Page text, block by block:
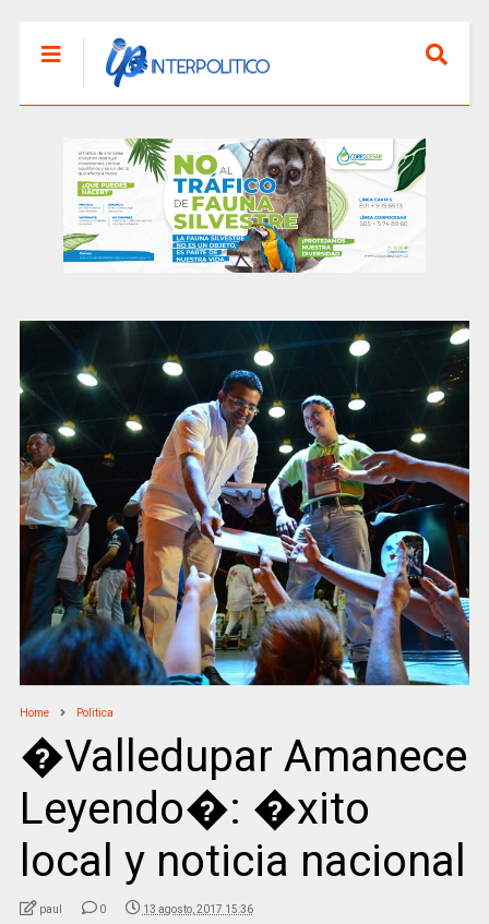
Home Politica
�Valledupar Amanece
Leyendo�: �xito
local y noticia nacional
paul 0 13 agosto, 2017 15:36